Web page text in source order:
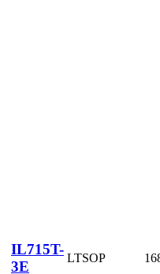
IL715T-
3E
LTSOP